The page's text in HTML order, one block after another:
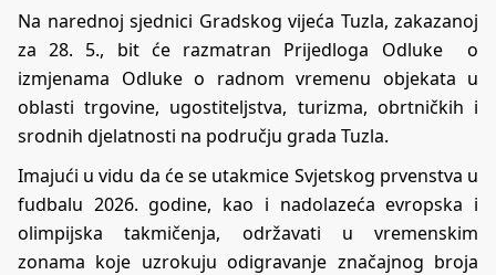
Na narednoj sjednici Gradskog vijeća Tuzla, zakazanoj
za 28. 5., bit će razmatran Prijedloga Odluke o
izmjenama Odluke o radnom vremenu objekata u
oblasti trgovine, ugostiteljstva, turizma, obrtničkih i
srodnih djelatnosti na području grada Tuzla.
Imajući u vidu da će se utakmice Svjetskog prvenstva u
fudbalu 2026. godine, kao i nadolazeća evropska i
olimpijska takmičenja, održavati u vremenskim
zonama koje uzrokuju odigravanje značajnog broja